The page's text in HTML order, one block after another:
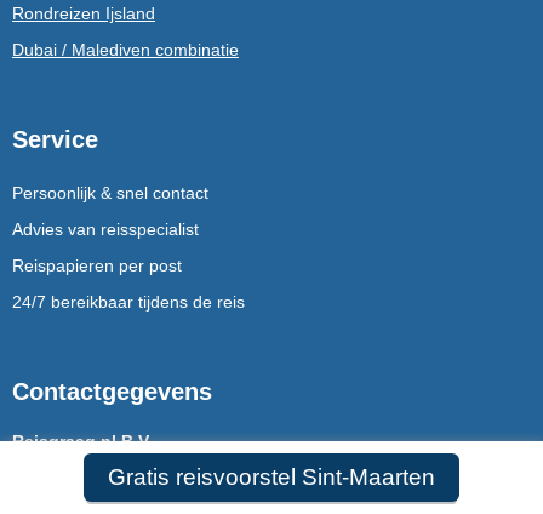
Gratis reisvoorstel Sint-Maarten
Rondreizen Ijsland
Dubai / Malediven combinatie
Service
Persoonlijk & snel contact
Advies van reisspecialist
Reispapieren per post
24/7 bereikbaar tijdens de reis
Contactgegevens
Reisgraag.nl B.V.
Stationssingel 120e
5371 BB Ravenstein